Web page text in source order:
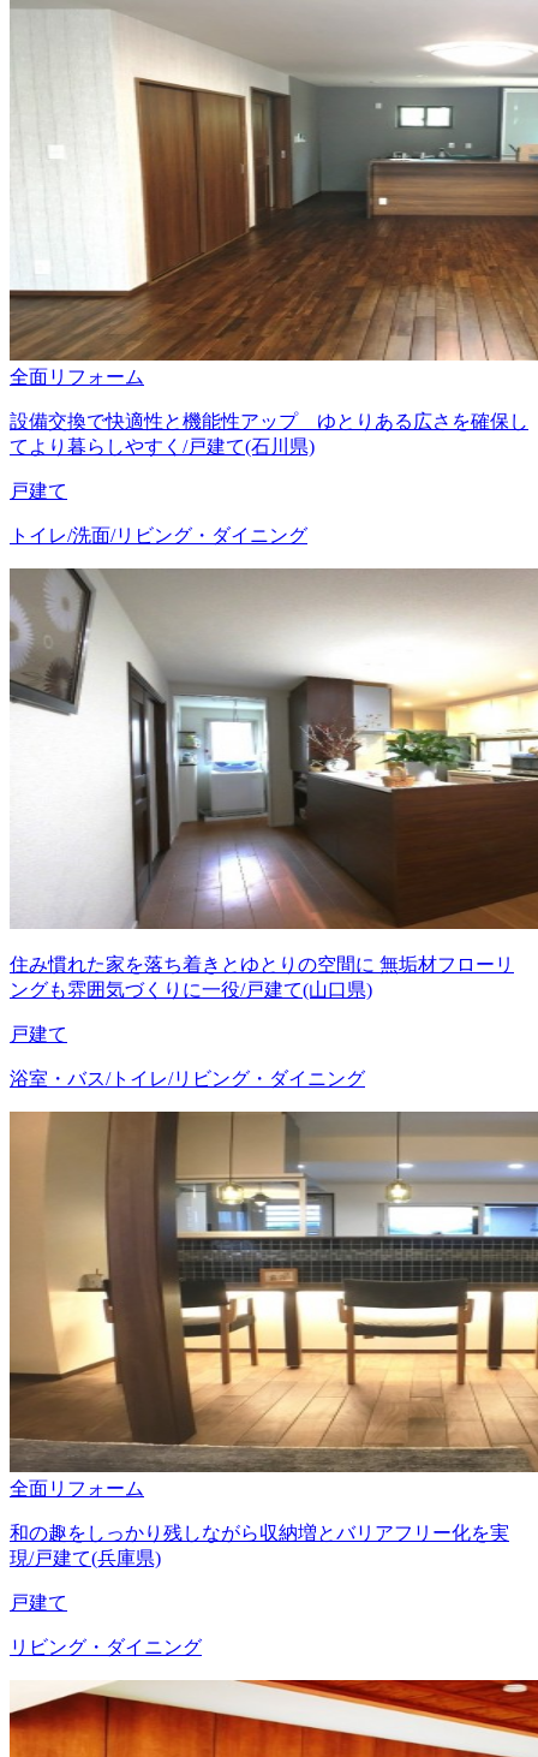
全面リフォーム
設備交換で快適性と機能性アップ ゆとりある広さを確保し
てより暮らしやすく/戸建て(石川県)
戸建て
トイレ/洗面/リビング・ダイニング
住み慣れた家を落ち着きとゆとりの空間に 無垢材フローリ
ングも雰囲気づくりに一役/戸建て(山口県)
戸建て
浴室・バス/トイレ/リビング・ダイニング
全面リフォーム
和の趣をしっかり残しながら収納増とバリアフリー化を実
現/戸建て(兵庫県)
戸建て
リビング・ダイニング